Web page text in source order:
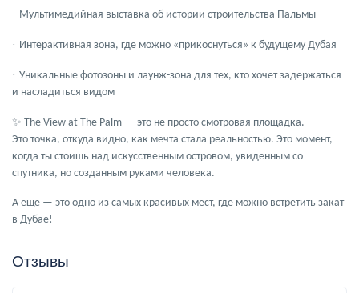
· Мультимедийная выставка об истории строительства Пальмы
· Интерактивная зона, где можно «прикоснуться» к будущему Дубая
· Уникальные фотозоны и лаунж-зона для тех, кто хочет задержаться
и насладиться видом
✨ The View at The Palm — это не просто смотровая площадка.
Это точка, откуда видно, как мечта стала реальностью. Это момент,
когда ты стоишь над искусственным островом, увиденным со
спутника, но созданным руками человека.
А ещё — это одно из самых красивых мест, где можно встретить закат
в Дубае!
Отзывы